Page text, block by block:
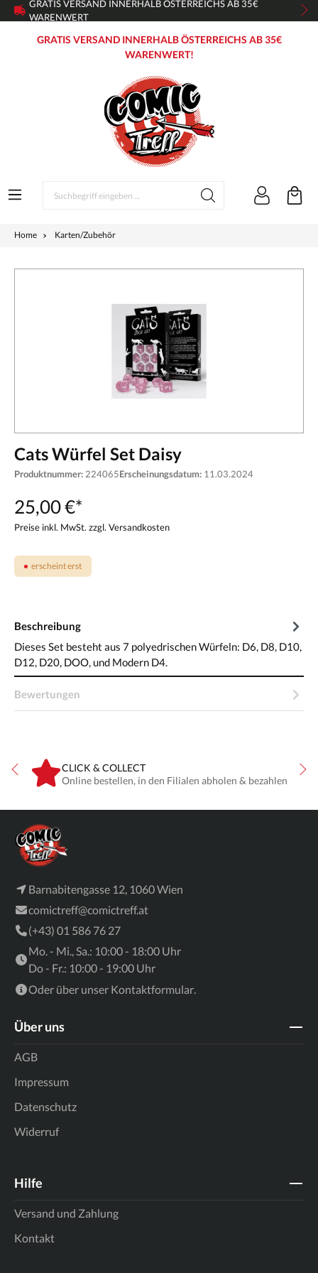
GRATIS VERSAND INNERHALB ÖSTERREICHS AB 35€
WARENWERT
GRATIS VERSAND INNERHALB ÖSTERREICHS AB 35€
WARENWERT!
Home Karten/Zubehör
Cats Würfel Set Daisy
Produktnummer: 224065Erscheinungsdatum: 11.03.2024
25,00 €*
Preise inkl. MwSt. zzgl. Versandkosten
erscheint erst
Beschreibung
Dieses Set besteht aus 7 polyedrischen Würfeln: D6, D8, D10,
D12, D20, DOO, und Modern D4.
Bewertungen
CLICK & COLLECT
Online bestellen, in den Filialen abholen & bezahlen
Barnabitengasse 12, 1060 Wien
comictreff@comictreff.at
(+43) 01 586 76 27
Mo. - Mi., Sa.: 10:00 - 18:00 Uhr
Do - Fr.: 10:00 - 19:00 Uhr
Oder über unser Kontaktformular.
Über uns
AGB
Impressum
Datenschutz
Widerruf
Hilfe
Versand und Zahlung
Kontakt